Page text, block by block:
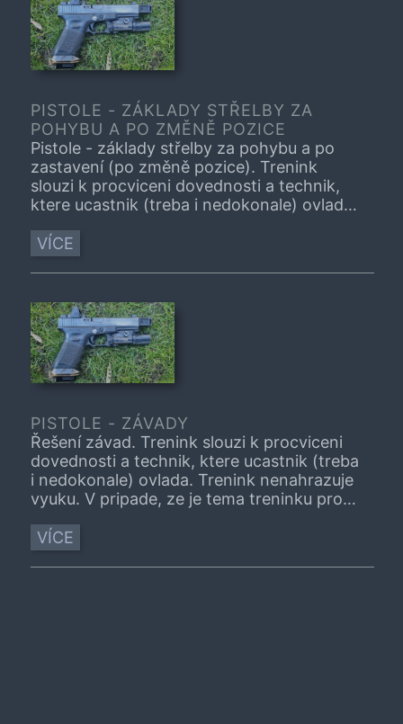
PISTOLE - ZÁKLADY STŘELBY ZA
POHYBU A PO ZMĚNĚ POZICE
Pistole - základy střelby za pohybu a po
zastavení (po změně pozice). Trenink
slouzi k procviceni dovednosti a technik,
ktere ucastnik (treba i nedokonale) ovlada.
tema treninku pro vas zcela nove,
navstivne, prosim, nejprve vhodny kurz.
VÍCE
PISTOLE - ZÁVADY
Řešení závad. Trenink slouzi k procviceni
dovednosti a technik, ktere ucastnik (treba
i nedokonale) ovlada. Trenink nenahrazuje
vyuku. V pripade, ze je tema treninku pro
vhodny kurz.
VÍCE